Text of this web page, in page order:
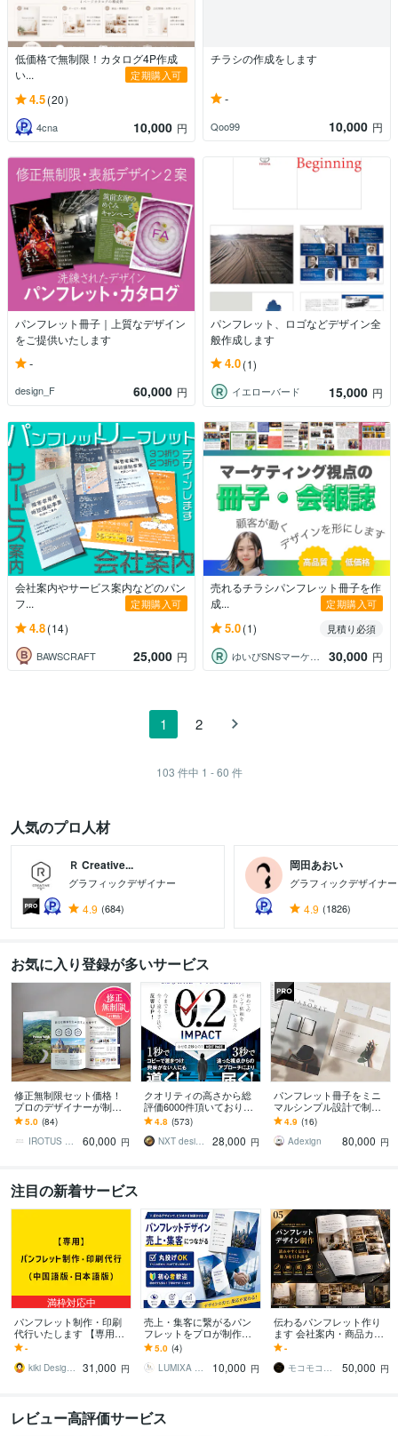
低価格で無制限！カタログ4P作成
い...
定期購入可
4.5(20)
4cna 10,000 円
チラシの作成をします
-
Qoo99 10,000 円
パンフレット冊子｜上質なデザイン
をご提供いたします
-
design_F 60,000 円
パンフレット、ロゴなどデザイン全
般作成します
4.0(1)
イエローバード 15,000 円
会社案内やサービス案内などのパン
フ...
定期購入可
4.8(14)
BAWSCRAFT 25,000 円
売れるチラシパンフレット冊子を作
成...
定期購入可
5.0(1)
見積り必須
ゆいぴSNSマーケター・デザイナー
30,000 円
1 2
103 件中 1 - 60 件
人気のプロ人材
Ｒ Creative...
グラフィックデザイナー
4.9 (684)
岡田あおい
グラフィックデザイナー
4.9 (1826)
お気に入り登録が多いサービス
修正無制限セット価格！
プロのデザイナーが制作
します 会社案内やパンフ
レットをオシャレでハイ
クオリティなデザインに
5.0 (84)
IROTUS DESIGN
60,000 円
クオリティの高さから総
評価6000件頂いておりま
す 修正無制限！25年デザ
イナーが作る違った視点
からのパンフ制作
4.8 (573)
NXT design 研究所
28,000 円
パンフレット冊子をミニ
マルシンプル設計で制作
します 余白で魅せる会社
案内・美容・医療向けパ
ンフレットを洗練設計
4.9 (16)
Adexign
80,000 円
注目の新着サービス
満枠対応中
パンフレット制作・印刷
代行いたします 【専用】
パンフレット制作・印刷
代行（中国語版・日本語
版）
-
kiki Design（キキデザイン）
31,000 円
売上・集客に繋がるパン
フレットをプロが制作し
ます ただ綺麗なだけじゃ
ない反応が取れるデザイ
ンで成果に繋げます
5.0 (4)
LUMIXA DESIGN LAB
10,000 円
伝わるパンフレット作り
ます 会社案内・商品カタ
ログ・冊子を高品質に制
作します
-
モコモコデザイン事務所
50,000 円
レビュー高評価サービス